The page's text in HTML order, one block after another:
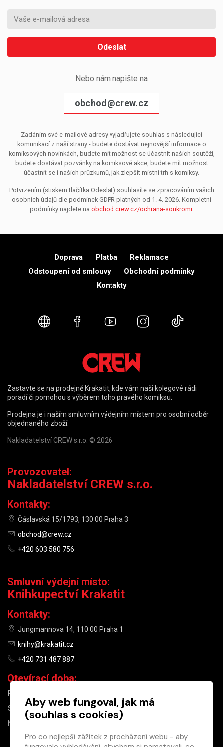
Odeslat
Nebo nám napište na
obchod@crew.cz
Zadáním své e-mailové adresy vyjadřujete souhlas s následující
komunikací z naší strany - budete dostávat nejnovější informace o
komiksových novinkách, budete mít možnost se účastnit našich soutěží,
budete dostávat pozvánky na komiksové akce, budete mít možnost
účastnit se i našich průzkumů, jak zlepšit místní trh s komiksy.
Potvrzením (stiskem tlačítka Odeslat) souhlasíte se zpracováním vašich
osobních údajů dle podmínek GDPR platných od 1. 4. 2026. Kompletní
podmínky najdete na obchod.crew.cz/ochrana-soukromi.
Doprava Platba
Reklamace
Odstoupení od smlouvy
Obchodní podmínky
Kontakty
Webové stránky
FacebookYouTubeInstagram
Zastavte se na prodejně Krakatit, kde vám naši kolegové rádi
poradí či pomohou s výběrem toho pravého komiksu.
Prodejna je i naším smluvním výdejním místem pro osobní odběr
objednaného zboží.
Nakladatelství CREW s.r.o. © 2026
Provozovatel:
Nakladatelství CREW s.r.o.
Kontakty:
Čáslavská 15/1793, 130 00 Praha 3
obchod@crew.cz
+420 603 580 756
Smluvní výdejní místo:
Knihkupectví Krakatit
Kontakty:
Jungmannova 14, 110 00 Praha 1
knihy@krakatit.cz
+420 731 487 887
Otevírací doba:
PO–PÁ
SO
10:00–13:00
NE
Aby web fungoval, jak má
(souhlas s cookies)
Pro co nejlepší zážitek z procházení webu - aby